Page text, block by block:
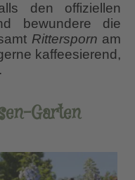
den offiziellen
bewundere die
Rittersporn am
kaffeesierend,
Garten